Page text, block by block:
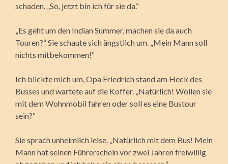
schaden. „So, jetzt bin ich für sie da.“
„Es geht um den Indian Summer, machen sie da auch
Touren?“ Sie schaute sich ängstlich um. „Mein Mann soll
nichts mitbekommen!“
Ich blickte mich um, Opa Friedrich stand am Heck des
Busses und wartete auf die Koffer. „Natürlich! Wollen sie
mit dem Wohnmobil fahren oder soll es eine Bustour
sein?“
Sie sprach unheimlich leise. „Natürlich mit dem Bus! Mein
Mann hat seinen Führerschein vor zwei Jahren freiwillig